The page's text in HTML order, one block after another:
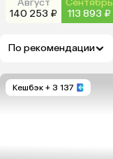
Август
140 253 ₽
Сентябрь
113 893 ₽
По рекомендации
Кешбэк + 3 137